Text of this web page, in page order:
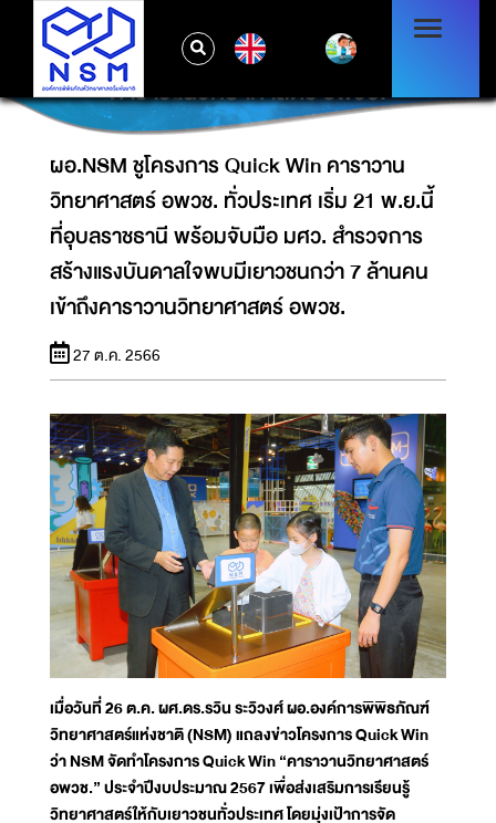
วิทยาศาสตร์ อพวช. ทั่วประเทศ เริ่ม 21 พ.ย.นี้ที่
อุบลราชธานี พร้อมจับมือ มศว. สำรวจการสร้าง
แรงบันดาลใจพบมีเยาวชนกว่า 7 ล้านคนเข้าถึง
คาราวานวิทยาศาสตร์ อพวช.
ผอ.NSM ชูโครงการ Quick Win คาราวาน
วิทยาศาสตร์ อพวช. ทั่วประเทศ เริ่ม 21 พ.ย.นี้
ที่อุบลราชธานี พร้อมจับมือ มศว. สำรวจการ
สร้างแรงบันดาลใจพบมีเยาวชนกว่า 7 ล้านคน
เข้าถึงคาราวานวิทยาศาสตร์ อพวช.
27 ต.ค. 2566
เมื่อวันที่ 26 ต.ค. ผศ.ดร.รวิน ระวิวงศ์ ผอ.องค์การพิพิธภัณฑ์
วิทยาศาสตร์แห่งชาติ (NSM) แถลงข่าวโครงการ Quick Win
ว่า NSM จัดทำโครงการ Quick Win “คาราวานวิทยาศาสตร์
อพวช.” ประจำปีงบประมาณ 2567 เพื่อส่งเสริมการเรียนรู้
วิทยาศาสตร์ให้กับเยาวชนทั่วประเทศ โดยมุ่งเป้าการจัด